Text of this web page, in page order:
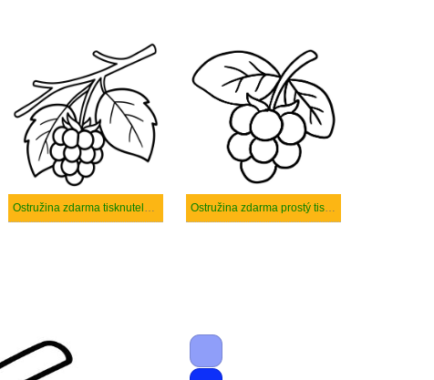
Ostružina zdarma tisknutelné pro děti Ostružina zdarma prostý tisknutelné